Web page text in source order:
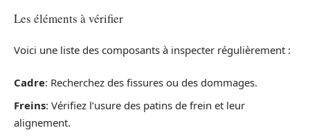
Les éléments à vérifier
Voici une liste des composants à inspecter régulièrement :
Cadre: Recherchez des fissures ou des dommages.
Freins: Vérifiez l’usure des patins de frein et leur
alignement.